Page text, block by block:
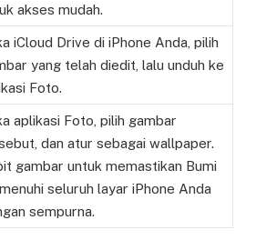
akses mudah.
iCloud Drive di iPhone Anda, pilih
yang telah diedit, lalu unduh ke
Foto.
aplikasi Foto, pilih gambar
dan atur sebagai wallpaper.
gambar untuk memastikan Bumi
seluruh layar iPhone Anda
sempurna.